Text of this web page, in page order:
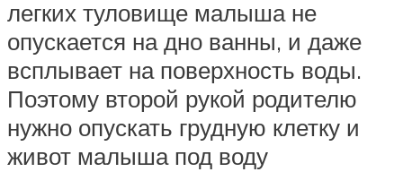
легких туловище малыша не
опускается на дно ванны, и даже
всплывает на поверхность воды.
Поэтому второй рукой родителю
нужно опускать грудную клетку и
живот малыша под воду